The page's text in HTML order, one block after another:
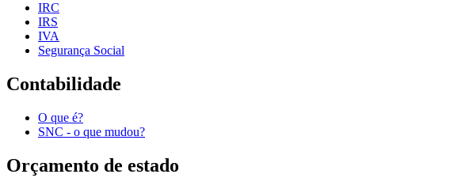
IRC
IRS
IVA
Segurança Social
Contabilidade
O que é?
SNC - o que mudou?
Orçamento de estado